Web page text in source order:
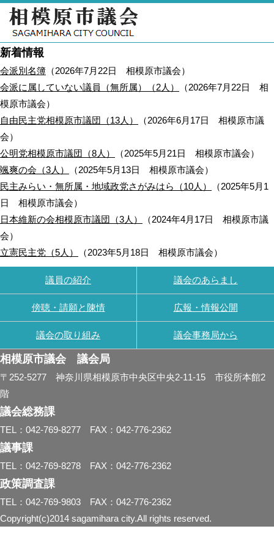
新着情報
会派別名簿 （2026年7月22日 相模原市議会）
会派に属していない議員（無所属）（2人）
（2026年7月22日
相
模原市議会）
自由民主党相模原市議団（13人）
（2026年6月17日
相模原市議
会）
公明党相模原市議団（8人）
（2025年5月21日 相模原市議会）
颯爽の会（3人）
（2025年5月13日 相模原市議会）
民主みらい・無所属・地域政党さがみはら（10人）
（2025年5月1
日
相模原市議会）
日本維新の会相模原市議団（3人）
（2024年4月17日
相模原市議
会）
立憲民主党（5人）
（2023年5月18日 相模原市議会）
議員の紹介 議会のあらまし
傍聴・請願と陳情 広報・情報公開
議会の取り組み 議会事務局から
相模原市議会 議会局
〒252-5277 神奈川県相模原市中央区中央2-11-15 市役所本館2
階
議会総務課
TEL：042-769-8277 FAX：042-776-2362
議事課
TEL：042-769-8278 FAX：042-776-2362
政策調査課
TEL：042-769-9803 FAX：042-776-2362
Copyright(c)2014 sagamihara city.All rights reserved.